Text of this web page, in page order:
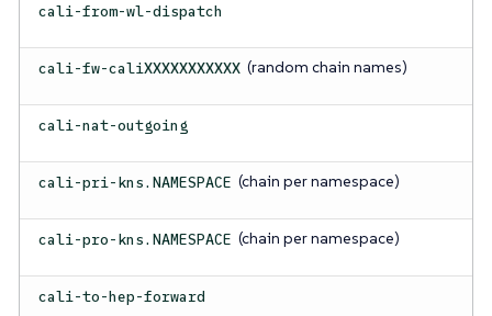
cali-from-wl-dispatch
cali-fw-caliXXXXXXXXXXX (random chain names)
cali-nat-outgoing
cali-pri-kns.NAMESPACE (chain per namespace)
cali-pro-kns.NAMESPACE (chain per namespace)
cali-to-hep-forward